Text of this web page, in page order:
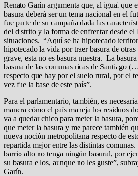
Renato Garín argumenta que, al igual que
basura deberá ser un tema nacional en el
fue parte de su campaña dada las
del distrito y la forma de enfrentar desde el
situaciones. “Aquí se ha hipotecado
hipotecado la vida por traer basura de
grave, esta no es basura nuestra. La
basura de las comunas ricas de Santiago
respecto que hay por el suelo rural, por el
vez fue la base de este país”.
Para el parlamentario, también, es
manera cómo el país maneja los residuos
va a quedar chico para meter la basura,
que meter la basura y me parece también
nueva noción metropolitana respecto de
repartida mejor entre las distintas
barrio alto no tenga ningún basural, por
su basura ellos, aunque no les guste”,
Garín.